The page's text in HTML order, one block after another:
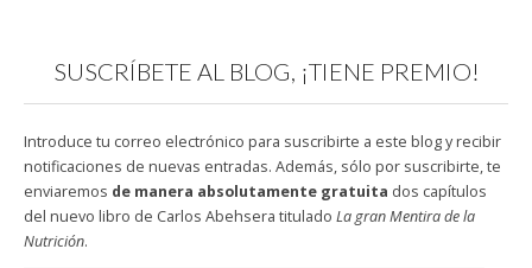
SUSCRÍBETE AL BLOG, ¡TIENE PREMIO!
Introduce tu correo electrónico para suscribirte a este blog y recibir
notificaciones de nuevas entradas. Además, sólo por suscribirte, te
enviaremos de manera absolutamente gratuita dos capítulos
del nuevo libro de Carlos Abehsera titulado La gran Mentira de la
Nutrición.